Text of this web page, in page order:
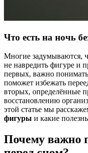
Что есть на ночь
Многие задумываются,
не навредить фигуре и
первых, важно
поможет избежать
вторых, определённые
восстановлению
этой статье мы
фигуры и какие
Почему важно